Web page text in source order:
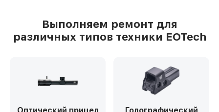
Выполняем ремонт для
различных типов техники EOTech